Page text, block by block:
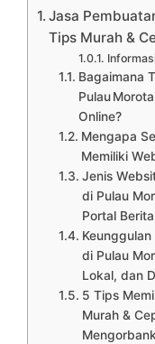
Jasa
Tips Murah &
Bagaimana
Pulau
Online?
Mengapa
Memiliki
Jenis
di Pulau
Portal Berita
di Pulau
Lokal, dan
5 Tips
Murah &